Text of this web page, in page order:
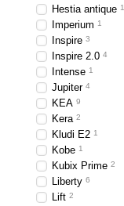
Hestia antique 1
Imperium 1
Inspire 3
Inspire 2.0 4
Intense 1
Jupiter 4
KEA 9
Kera 2
Kludi E2 1
Kobe 1
Kubix Prime 2
Liberty 6
Lift 2